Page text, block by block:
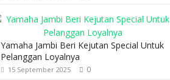
Yamaha Jambi Beri Kejutan Special Untuk
Pelanggan Loyalnya
15 September 2025 0